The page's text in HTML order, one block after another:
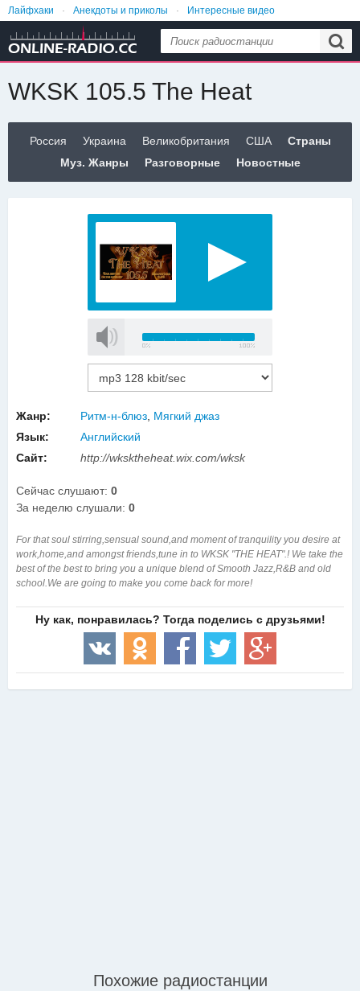
Лайфхаки Анекдоты и приколы
Интересные видео
Еда и рецепты
Женский сайт №1 Идеи для дома
WKSK 105.5 The Heat
Россия Украина Великобритания США
Страны
Муз. Жанры
Разговорные Новостные
Жанр: Ритм-н-блюз Мягкий джаз
Язык:
Английский
Сайт:
http://wksktheheat.wix.com/wksk
Сейчас слушают: 0
За неделю слушали: 0
For that soul stirring,sensual sound,and moment of tranquility you desire at
work,home,and amongst friends,tune in to WKSK "THE HEAT".! We take the
best of the best to bring you a unique blend of Smooth Jazz,R&B and old
school.We are going to make you come back for more!
Похожие радиостанции